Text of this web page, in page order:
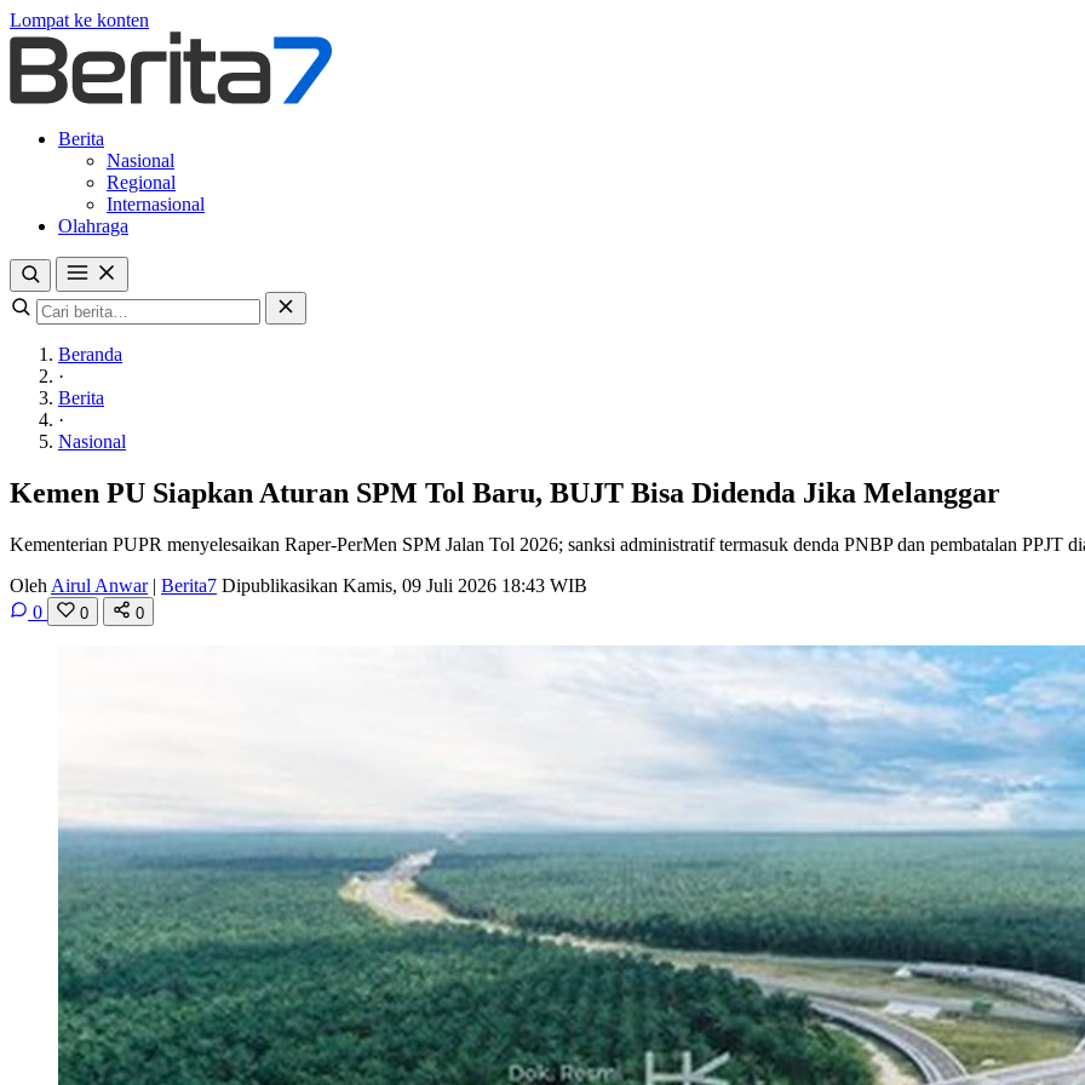
Lompat ke konten
Berita
Nasional
Regional
Internasional
Olahraga
Beranda
·
Berita
·
Nasional
Kemen PU Siapkan Aturan SPM Tol Baru, BUJT Bisa Didenda Jika Melanggar
Kementerian PUPR menyelesaikan Raper-PerMen SPM Jalan Tol 2026; sanksi administratif termasuk denda PNBP dan pembatalan PPJT
Oleh Airul Anwar | Berita7 Dipublikasikan Kamis, 09 Juli 2026 18:43 WIB
0
0 0